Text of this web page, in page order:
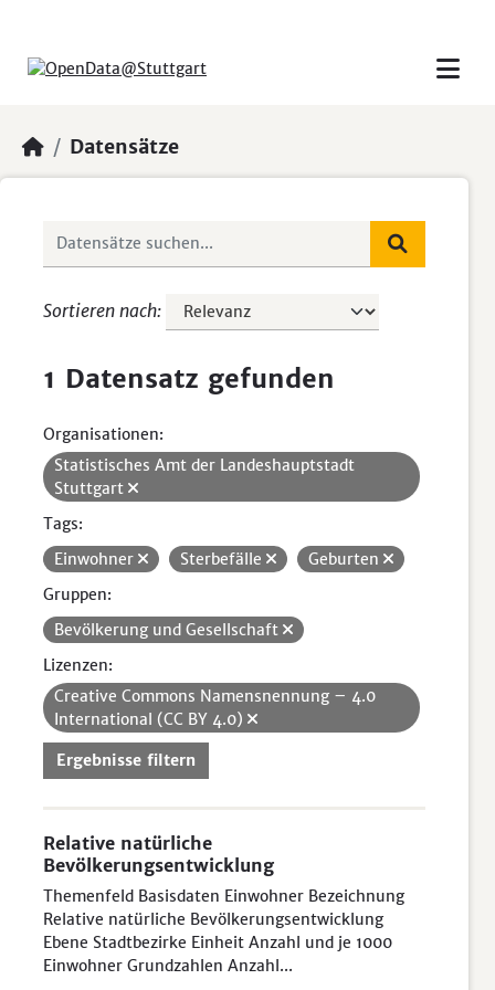
Datensätze
Sortieren nach
1 Datensatz gefunden
Organisationen:
Statistisches Amt der Landeshauptstadt
Stuttgart
Tags:
Einwohner
Sterbefälle
Geburten
Gruppen:
Bevölkerung und Gesellschaft
Lizenzen:
Creative Commons Namensnennung – 4.0
International (CC BY 4.0)
Ergebnisse filtern
Relative natürliche
Bevölkerungsentwicklung
Themenfeld Basisdaten Einwohner Bezeichnung
Relative natürliche Bevölkerungsentwicklung
Ebene Stadtbezirke Einheit Anzahl und je 1000
Einwohner Grundzahlen Anzahl...